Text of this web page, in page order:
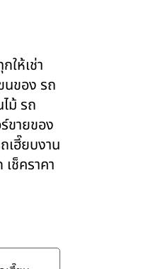
ให้เช่า
นของ รถ
ม้ รถ
ขายของ
เฮี๊ยบงาน
ช็คราคา